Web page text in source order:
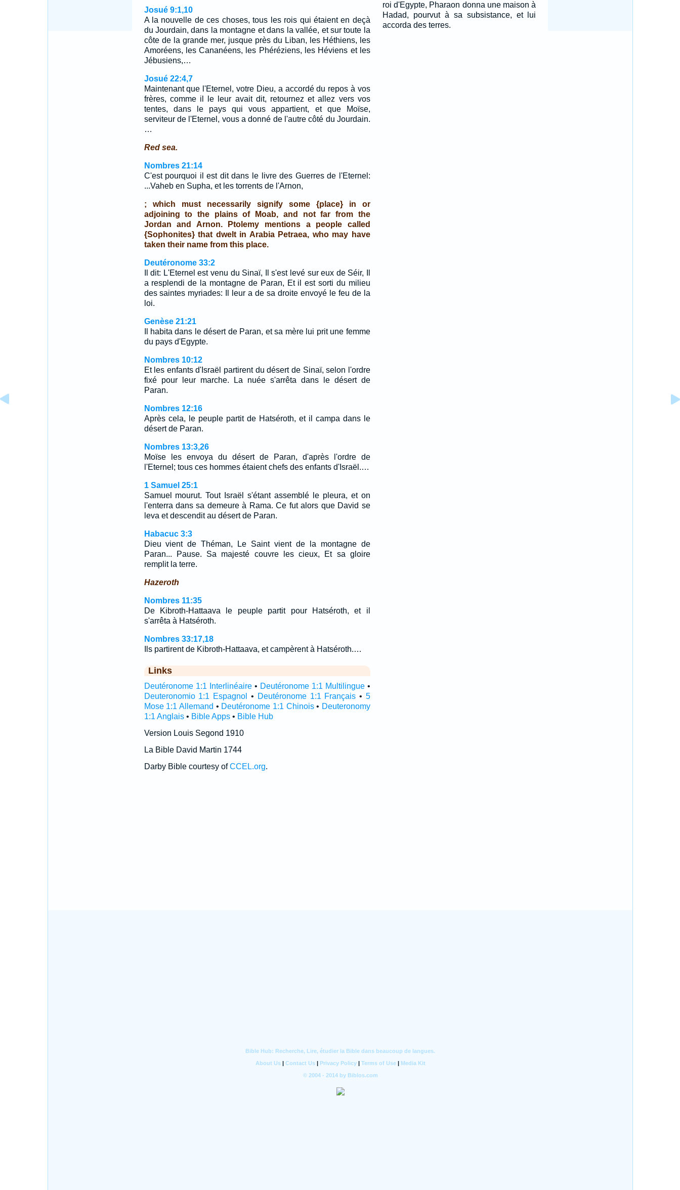
Josué 9:1,10
A la nouvelle de ces choses, tous les rois qui étaient en deçà
du Jourdain, dans la montagne et dans la vallée, et sur toute la
côte de la grande mer, jusque près du Liban, les Héthiens, les
Amoréens, les Cananéens, les Phéréziens, les Héviens et les
Jébusiens,…
Josué 22:4,7
Maintenant que l'Eternel, votre Dieu, a accordé du repos à vos
frères, comme il le leur avait dit, retournez et allez vers vos
tentes, dans le pays qui vous appartient, et que Moïse,
serviteur de l'Eternel, vous a donné de l'autre côté du Jourdain.
…
Red sea.
Nombres 21:14
C'est pourquoi il est dit dans le livre des Guerres de l'Eternel:
...Vaheb en Supha, et les torrents de l'Arnon,
; which must necessarily signify some {place} in or
adjoining to the plains of Moab, and not far from the
Jordan and Arnon. Ptolemy mentions a people called
{Sophonites} that dwelt in Arabia Petraea, who may have
taken their name from this place.
Deutéronome 33:2
Il dit: L'Eternel est venu du Sinaï, Il s'est levé sur eux de Séir, Il
a resplendi de la montagne de Paran, Et il est sorti du milieu
des saintes myriades: Il leur a de sa droite envoyé le feu de la
loi.
Genèse 21:21
Il habita dans le désert de Paran, et sa mère lui prit une femme
du pays d'Egypte.
Nombres 10:12
Et les enfants d'Israël partirent du désert de Sinaï, selon l'ordre
fixé pour leur marche. La nuée s'arrêta dans le désert de
Paran.
Nombres 12:16
Après cela, le peuple partit de Hatséroth, et il campa dans le
désert de Paran.
Nombres 13:3,26
Moïse les envoya du désert de Paran, d'après l'ordre de
l'Eternel; tous ces hommes étaient chefs des enfants d'Israël.…
1 Samuel 25:1
Samuel mourut. Tout Israël s'étant assemblé le pleura, et on
l'enterra dans sa demeure à Rama. Ce fut alors que David se
leva et descendit au désert de Paran.
Habacuc 3:3
Dieu vient de Théman, Le Saint vient de la montagne de
Paran... Pause. Sa majesté couvre les cieux, Et sa gloire
remplit la terre.
Hazeroth
Nombres 11:35
De Kibroth-Hattaava le peuple partit pour Hatséroth, et il
s'arrêta à Hatséroth.
Nombres 33:17,18
Ils partirent de Kibroth-Hattaava, et campèrent à Hatséroth.…
Links
Deutéronome 1:1 Interlinéaire• Deutéronome 1:1 Multilingue•
Deuteronomio 1:1 Espagnol
• Deutéronome 1:1 Français • 5
Mose 1:1 Allemand • Deutéronome 1:1 Chinois• Deuteronomy
1:1 Anglais• Bible Apps• Bible Hub
Version Louis Segond 1910
La Bible David Martin 1744
Darby Bible courtesy ofCCEL.org.
roi d'Egypte, Pharaon donna une maison à
Hadad, pourvut à sa subsistance, et lui
accorda des terres.